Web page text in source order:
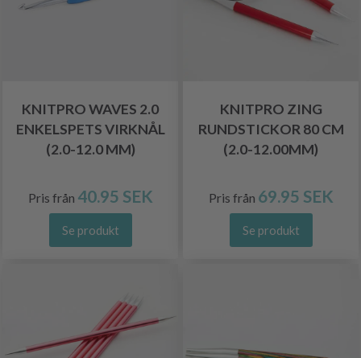
KNITPRO WAVES 2.0
ENKELSPETS VIRKNÅL
(2.0-12.0 MM)
Pris från 40.95 SEK
Se produkt
KNITPRO ZING
RUNDSTICKOR 80 CM
(2.0-12.00MM)
Pris från 69.95 SEK
Se produkt